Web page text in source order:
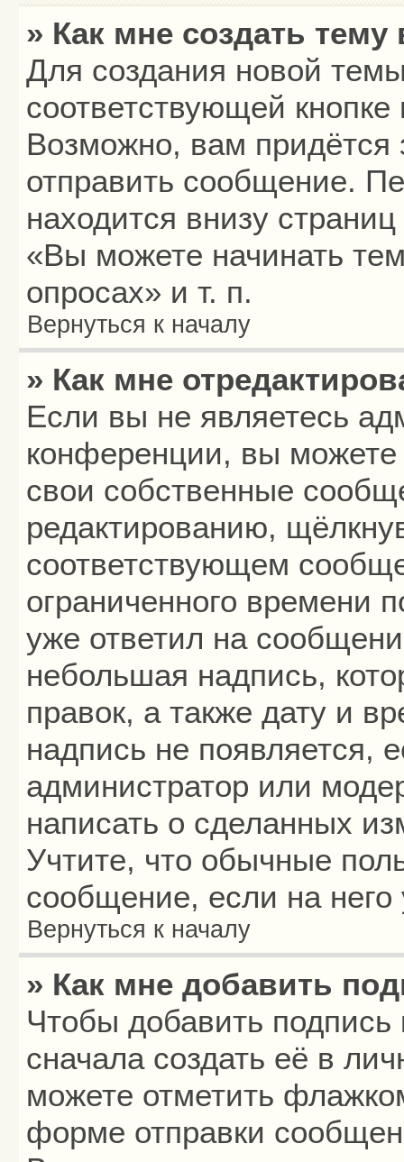
» Как мне создать
Для создания новой
соответствующей
Возможно, вам придётся
отправить сообщение.
находится внизу
«Вы можете начинать
опросах» и т. п.
Вернуться к началу
» Как мне
Если вы не являетесь
конференции, вы можете
свои собственные
редактированию,
соответствующем
ограниченного времени
уже ответил на
небольшая надпись,
правок, а также дату и
надпись не появляется,
администратор или
написать о сделанных
Учтите, что обычные
сообщение, если на него
Вернуться к началу
» Как мне добавить
Чтобы добавить
сначала создать её в
можете отметить
форме отправки